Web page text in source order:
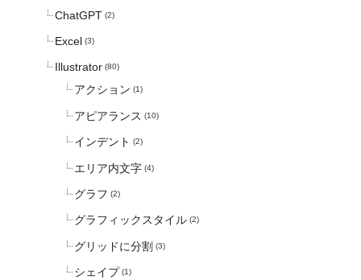
ChatGPT (2)
Excel (3)
Illustrator (80)
アクション (1)
アピアランス (10)
インデント (2)
エリア内文字 (4)
グラフ (2)
グラフィックスタイル (2)
グリッドに分割 (3)
シェイプ (1)